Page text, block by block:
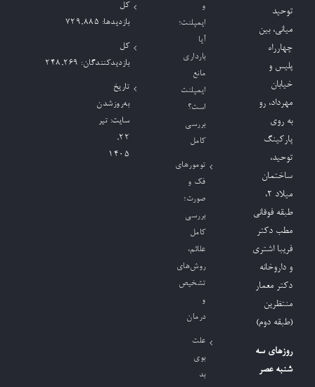
توحید
میانی، بین
چهارراه
پلیس و
خیابان
مهرداد، رو
به روی
پارکینگ
توحید،
ساختمان
میلاد ٢،
طبقه فوقانی
مطب دکتر
فریبا اشتری
و داروخانه
دکتر معمار
منتظرین
(طبقه دوم)
روزهای سه
شنبه عصر
و
ایمپلنت؛
آیا
بارداری
مانع
ایمپلنت
است؟
بررسی
کامل
تومورهای
فک و
صورت؛
بررسی
کامل
علائم،
روش‌های
تشخیص
و
درمان
علت
بوی
بد
کل
بازدیدها: 729,885
کل
بازدیدکنند‌گان: 248,269
تاریخ
به‌روزشدن
سایت: تیر
۲۲,
۱۴۰۵